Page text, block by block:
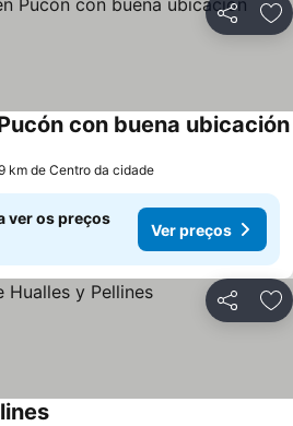
Partilhar
con buena ubicación
km de Centro da cidade
ver os preços
Ver preços
Partilhar